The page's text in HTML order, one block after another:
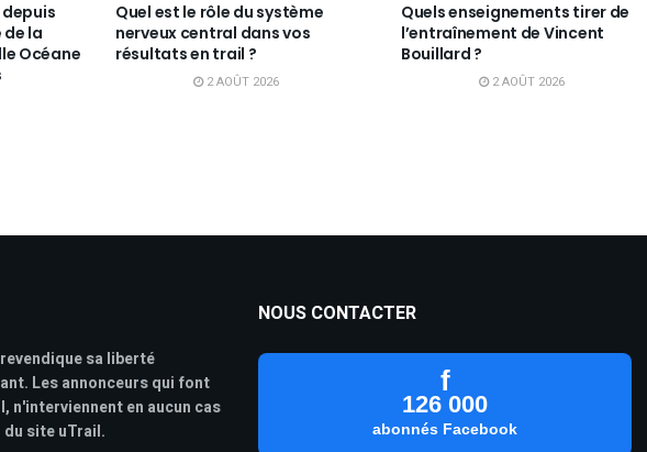
depuis
de la
Océane
Quel est le rôle du système
nerveux central dans vos
résultats en trail ?
2 AOÛT 2026
Quels enseignements tirer de
l’entraînement de Vincent
Bouillard ?
2 AOÛT 2026
sa liberté
Les annonceurs qui font
n'interviennent en aucun cas
site uTrail.
NOUS CONTACTER
f
126 000
abonnés Facebook